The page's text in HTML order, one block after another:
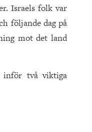
Israels folk var
följande dag på
mot det land
inför två viktiga